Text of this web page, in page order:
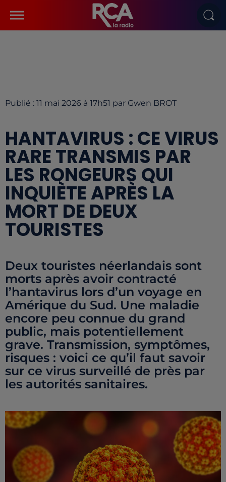
Publié : 11 mai 2026 à 17h51 par Gwen BROT
HANTAVIRUS : CE VIRUS
RARE TRANSMIS PAR
LES RONGEURS QUI
INQUIÈTE APRÈS LA
MORT DE DEUX
TOURISTES
Deux touristes néerlandais sont
morts après avoir contracté
l’hantavirus lors d’un voyage en
Amérique du Sud. Une maladie
encore peu connue du grand
public, mais potentiellement
grave. Transmission, symptômes,
risques : voici ce qu’il faut savoir
sur ce virus surveillé de près par
les autorités sanitaires.